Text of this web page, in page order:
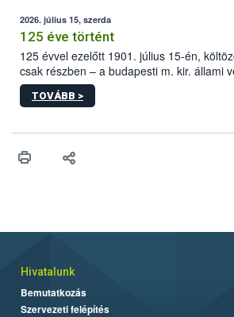
2026. július 15, szerda
125 éve történt
125 évvel ezelőtt 1901. július 15-én,
csak részben – a budapesti m. kir. állami
állomás a Kis Rókus utca 15. szám alatti,
tervezett új épületébe.
TOVÁBB >
Hivatalunk
Bemutatkozás
Szervezeti felépítés